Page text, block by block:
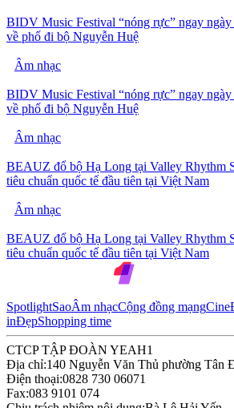
BIDV Music Festival “nóng rực” ngay
về phố đi bộ Nguyễn Huệ
Âm nhạc
BIDV Music Festival “nóng rực” ngay
về phố đi bộ Nguyễn Huệ
Âm nhạc
BEAUZ đổ bộ Hạ Long tại Valley Rhythm
tiêu chuẩn quốc tế đầu tiên tại Việt Nam
Âm nhạc
BEAUZ đổ bộ Hạ Long tại Valley Rhythm
tiêu chuẩn quốc tế đầu tiên tại Việt Nam
SpotlightSaoÂm nhạcCộng đồng mạngCine
inĐẹpShopping time
CTCP TẬP ĐOÀN YEAH1
Địa chỉ:140 Nguyễn Văn Thủ phường Tân
Điện thoại:0828 730 06071
Fax:083 9101 074